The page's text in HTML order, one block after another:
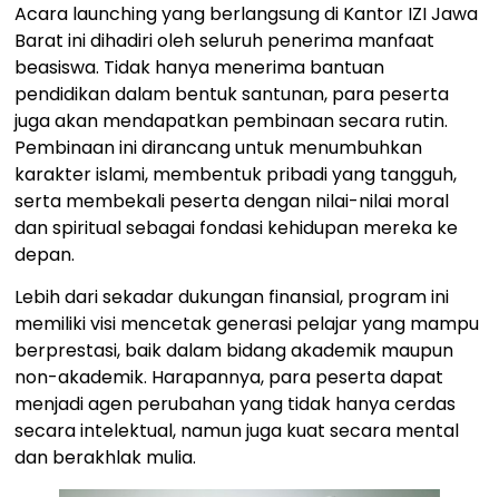
Acara launching yang berlangsung di Kantor IZI Jawa
Barat ini dihadiri oleh seluruh penerima manfaat
beasiswa. Tidak hanya menerima bantuan
pendidikan dalam bentuk santunan, para peserta
juga akan mendapatkan pembinaan secara rutin.
Pembinaan ini dirancang untuk menumbuhkan
karakter islami, membentuk pribadi yang tangguh,
serta membekali peserta dengan nilai-nilai moral
dan spiritual sebagai fondasi kehidupan mereka ke
depan.
Lebih dari sekadar dukungan finansial, program ini
memiliki visi mencetak generasi pelajar yang mampu
berprestasi, baik dalam bidang akademik maupun
non-akademik. Harapannya, para peserta dapat
menjadi agen perubahan yang tidak hanya cerdas
secara intelektual, namun juga kuat secara mental
dan berakhlak mulia.